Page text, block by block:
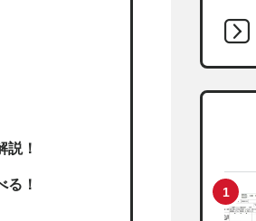
説！
る！